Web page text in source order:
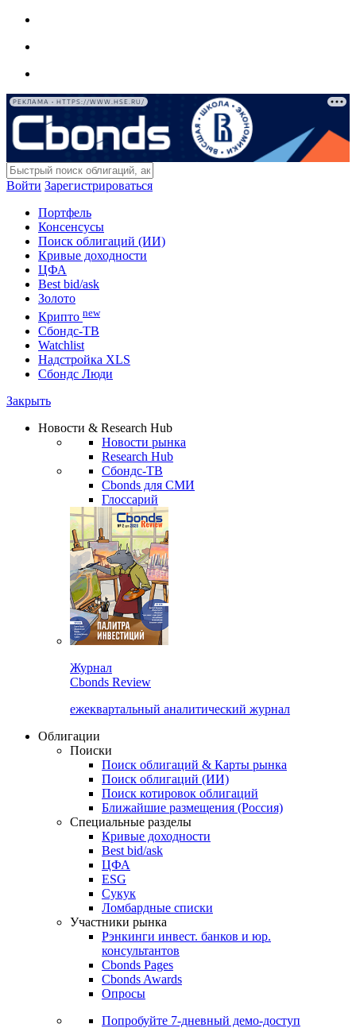
РЕКЛАМА • HTTPS://WWW.HSE.RU/
Войти Зарегистрироваться
Портфель
Консенсусы
Поиск облигаций (ИИ)
Кривые доходности
ЦФА
Best bid/ask
Золото
Крипто new
Сбондс-ТВ
Watchlist
Надстройка XLS
Сбондс Люди
Закрыть
Новости & Research Hub
Новости рынка
Research Hub
Сбондс-ТВ
Cbonds для СМИ
Глоссарий
Журнал
Cbonds Review
ежеквартальный аналитический журнал
Облигации
Поиски
Поиск облигаций & Карты рынка
Поиск облигаций (ИИ)
Поиск котировок облигаций
Ближайшие размещения (Россия)
Специальные разделы
Кривые доходности
Best bid/ask
ЦФА
ESG
Сукук
Ломбардные списки
Участники рынка
Рэнкинги инвест. банков и юр.
консультантов
Cbonds Pages
Cbonds Awards
Опросы
Попробуйте 7-дневный демо-доступ